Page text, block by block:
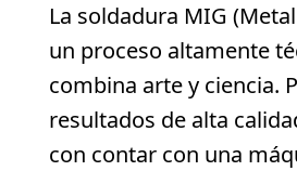
La soldadura MIG
un proceso altamente
combina arte y ciencia.
resultados de alta
con contar con una